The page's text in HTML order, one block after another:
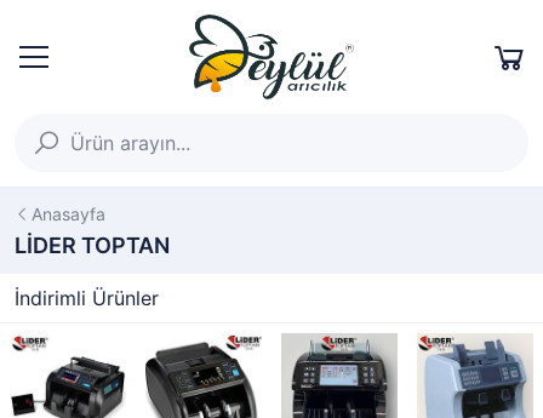
Anasayfa
LİDER TOPTAN
İndirimli Ürünler